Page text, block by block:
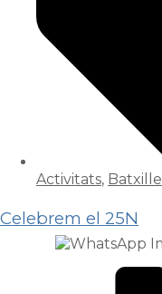
Activitats,
Celebrem el 25N